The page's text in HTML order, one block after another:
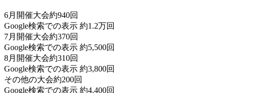
6月開催大会約940回
Google検索での表示 約1.2万回
7月開催大会約370回
Google検索での表示 約5,500回
8月開催大会約310回
Google検索での表示 約3,800回
その他の大会約200回
Google検索での表示 約4,400回